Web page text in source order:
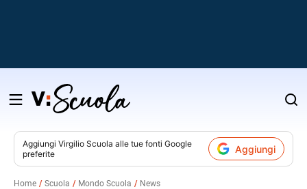
Salta
contenuto
Aggiungi Virgilio Scuola alle tue fonti Google
preferite
Aggiungi
Home Scuola Mondo Scuola News